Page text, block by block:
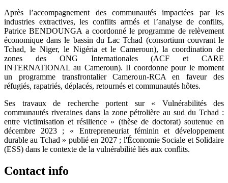
Après l’accompagnement des communautés impactées par les
industries extractives, les conflits armés et l’analyse de conflits,
Patrice BENDOUNGA a coordonné le programme de relèvement
économique dans le bassin du Lac Tchad (consortium couvrant le
Tchad, le Niger, le Nigéria et le Cameroun), la coordination de
zones des ONG Internationales (ACF et CARE
INTERNATIONAL au Cameroun). Il coordonne pour le moment
un programme transfrontalier Cameroun-RCA en faveur des
réfugiés, rapatriés, déplacés, retournés et communautés hôtes.
Ses travaux de recherche portent sur « Vulnérabilités des
communautés riveraines dans la zone pétrolière au sud du Tchad :
entre victimisation et résilience » (thèse de doctorat) soutenue en
décembre 2023 ; « Entrepreneuriat féminin et développement
durable au Tchad » publié en 2027 ; l'Économie Sociale et Solidaire
(ESS) dans le contexte de la vulnérabilité liés aux conflits.
Contact info